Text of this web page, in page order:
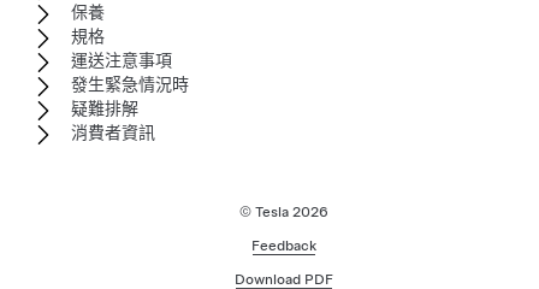
保養
規格
運送注意事項
發生緊急情況時
疑難排解
消費者資訊
© Tesla 2026
Feedback
Download PDF